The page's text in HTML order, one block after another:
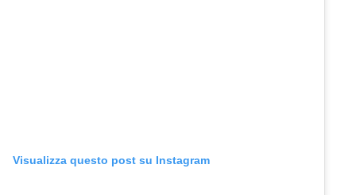
Visualizza questo post su Instagram